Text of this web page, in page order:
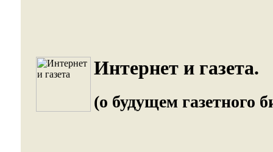
Интернет и газета.
(о будущем газетного